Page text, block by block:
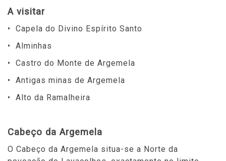
A visitar
• Capela do Divino Espírito Santo
• Alminhas
• Castro do Monte de Argemela
• Antigas minas de Argemela
• Alto da Ramalheira
Cabeço da Argemela
O Cabeço da Argemela situa-se a Norte da